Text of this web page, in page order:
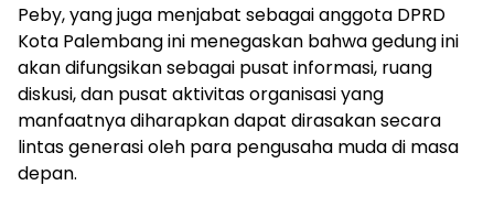
Peby, yang juga menjabat sebagai anggota DPRD
Kota Palembang ini menegaskan bahwa gedung ini
akan difungsikan sebagai pusat informasi, ruang
diskusi, dan pusat aktivitas organisasi yang
manfaatnya diharapkan dapat dirasakan secara
lintas generasi oleh para pengusaha muda di masa
depan.